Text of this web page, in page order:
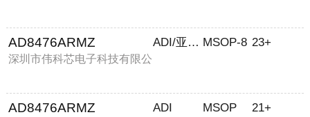
AD8476ARMZ
深圳市伟科芯电子科技有限公
ADI/亚德诺 MSOP-8 23+
AD8476ARMZ ADI MSOP 21+